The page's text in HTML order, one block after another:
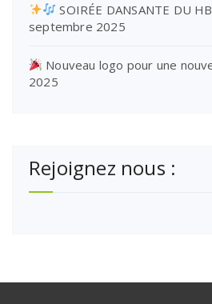
SOIRÉE DANSANTE DU
septembre 2025
Nouveau logo pour une
2025
Rejoignez nous :